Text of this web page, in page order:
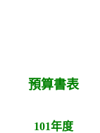
預算書表
101年度